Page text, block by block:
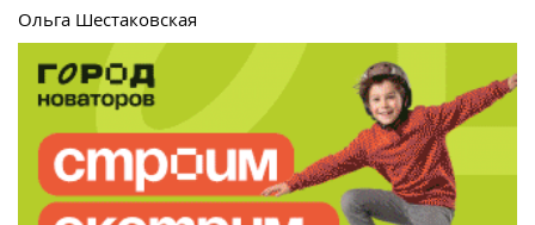
Ольга Шестаковская